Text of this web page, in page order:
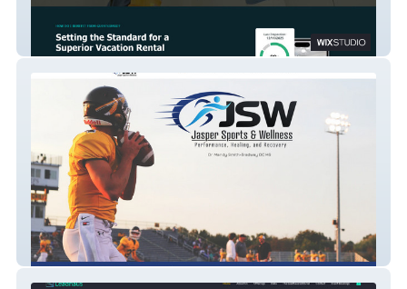
GuestGuard
Jasper Sports and Wellness